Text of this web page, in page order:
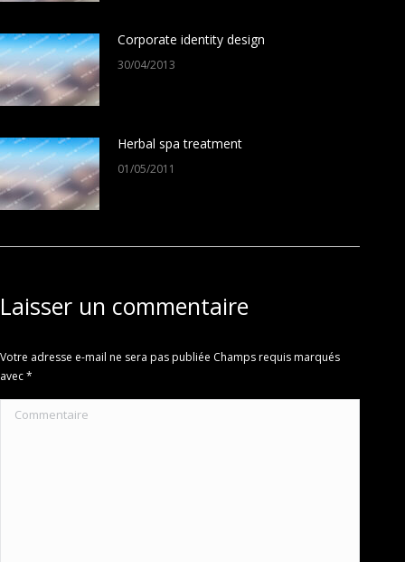
Corporate identity design
30/04/2013
Herbal spa treatment
01/05/2011
Laisser un commentaire
Votre adresse e-mail ne sera pas publiée Champs requis marqués
avec*
Commentaire